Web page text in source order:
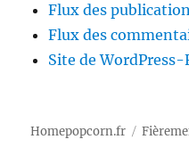
Flux des
Flux des
Site de WordPress-
Homepopcorn.fr